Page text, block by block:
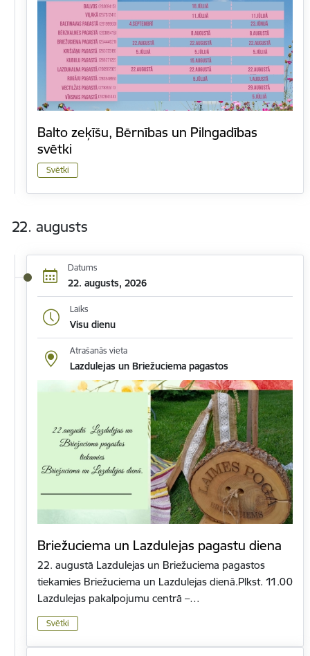
Balto zeķīšu, Bērnības un Pilngadības
svētki
Svētki
22. augusts
Datums
22. augusts, 2026
Laiks
Visu dienu
Atrašanās vieta
Lazdulejas un Briežuciema pagastos
Briežuciema un Lazdulejas pagastu diena
22. augustā Lazdulejas un Briežuciema pagastos
tiekamies Briežuciema un Lazdulejas dienā.Plkst. 11.00
Lazdulejas pakalpojumu centrā –…
Svētki